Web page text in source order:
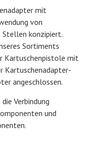
mit
von
konzipiert.
Sortiments
Kartuschenpistole mit
Kartuschenadapter-
angeschlossen.
Verbindung
und